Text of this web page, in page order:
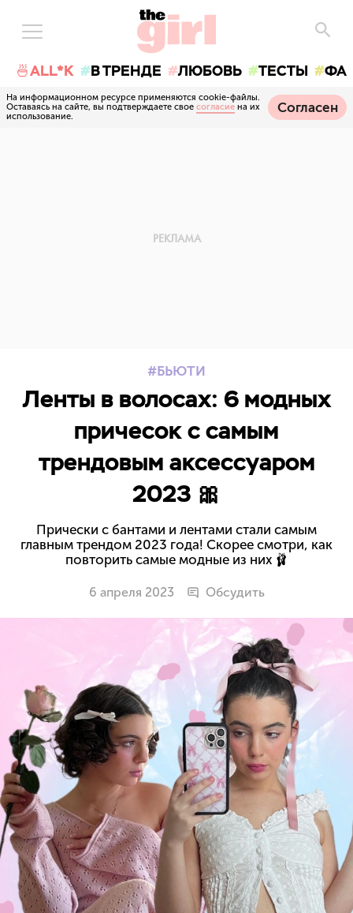
🍜ALL*K В ТРЕНДЕ ЛЮБОВЬ ТЕСТЫ
На информационном ресурсе применяются cookie-файлы.
Оставаясь на сайте, вы подтверждаете свое согласие на их
использование.
Согласен
БЬЮТИ
Ленты в волосах: 6 модных
причесок с самым
трендовым аксессуаром
2023 🎀
Прически с бантами и лентами стали самым
главным трендом 2023 года! Скорее смотри, как
повторить самые модные из них 🩰
6 апреля 2023 Обсудить